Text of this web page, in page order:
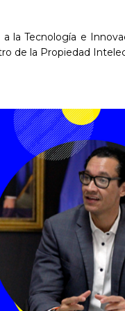
la Tecnología e
de la Propiedad